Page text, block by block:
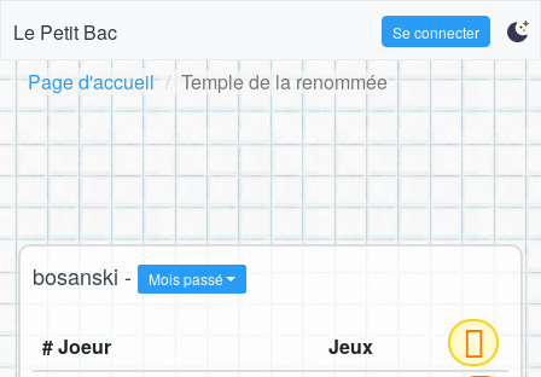
Le Petit Bac Se connecter
Page d'accueil Temple de la renommée
bosanski - Mois passé
# Joeur
Jeux